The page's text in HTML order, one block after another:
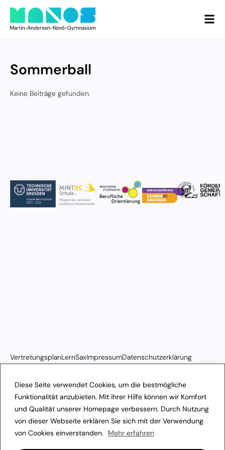
Diese Seite verwendet Cookies, um die bestmögliche
Funktionalität anzubieten. Mit ihrer Hilfe können wir Komfort
und Qualität unserer Homepage verbessern. Durch Nutzung
von dieser Webseite erklären Sie sich mit der Verwendung
von Cookies einverstanden.
Mehr erfahren
Sommerball
Keine Beiträge gefunden.
VertretungsplanLernSaxImpressumDatenschutzerklärung